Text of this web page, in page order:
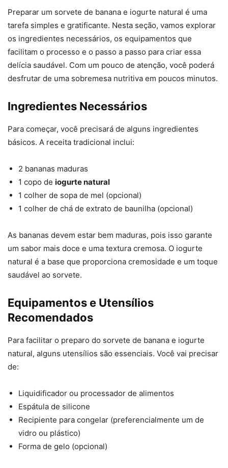
Preparar um sorvete de banana e iogurte natural é uma
tarefa simples e gratificante. Nesta seção, vamos explorar
os ingredientes necessários, os equipamentos que
facilitam o processo e o passo a passo para criar essa
delícia saudável. Com um pouco de atenção, você poderá
desfrutar de uma sobremesa nutritiva em poucos minutos.
Ingredientes Necessários
Para começar, você precisará de alguns ingredientes
básicos. A receita tradicional inclui:
2 bananas maduras
1 copo de iogurte natural
1 colher de sopa de mel (opcional)
1 colher de chá de extrato de baunilha (opcional)
As bananas devem estar bem maduras, pois isso garante
um sabor mais doce e uma textura cremosa. O iogurte
natural é a base que proporciona cremosidade e um toque
saudável ao sorvete.
Equipamentos e Utensílios
Recomendados
Para facilitar o preparo do sorvete de banana e iogurte
natural, alguns utensílios são essenciais. Você vai precisar
de:
Liquidificador ou processador de alimentos
Espátula de silicone
Recipiente para congelar (preferencialmente um de
vidro ou plástico)
Forma de gelo (opcional)